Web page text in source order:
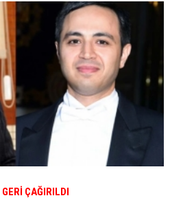
GERİ ÇAĞIRILDI